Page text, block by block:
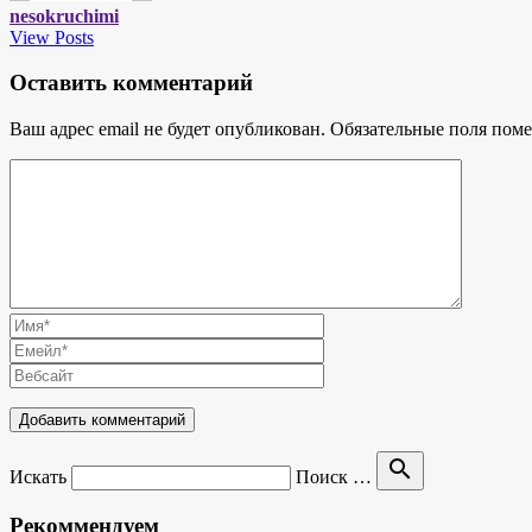
nesokruchimi
View Posts
Оставить комментарий
Ваш адрес email не будет опубликован. Обязательные поля
Искать Поиск … search
Рекоммендуем